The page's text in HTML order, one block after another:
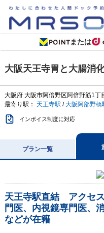
または
大阪天王寺胃と大腸消
大阪府 大阪市阿倍野区阿倍野筋1丁
最寄り駅： 天王寺駅 /大阪阿部野橋
インボイス制度に対応
プラン一覧
天王寺駅直結 アクセ
門医、内視鏡専門医、
などが在籍